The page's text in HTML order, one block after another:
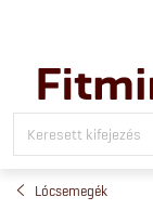
tartalomhoz
Lócsemegék